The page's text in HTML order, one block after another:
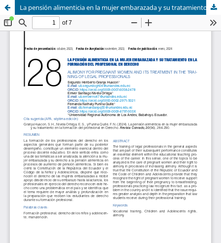
La pensión alimenticia en la mujer embarazada y su tratamiento en la formación del profesional en Derecho